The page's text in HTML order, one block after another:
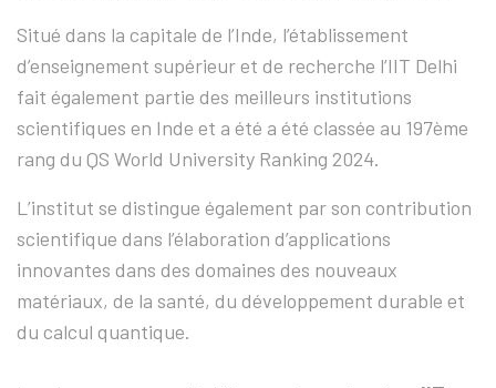
Situé dans la capitale de l’Inde, l’établissement
d’enseignement supérieur et de recherche l’IIT Delhi
fait également partie des meilleurs institutions
scientifiques en Inde et a été a été classée au 197ème
rang du QS World University Ranking 2024.
L’institut se distingue également par son contribution
scientifique dans l’élaboration d’applications
innovantes dans des domaines des nouveaux
matériaux, de la santé, du développement durable et
du calcul quantique.